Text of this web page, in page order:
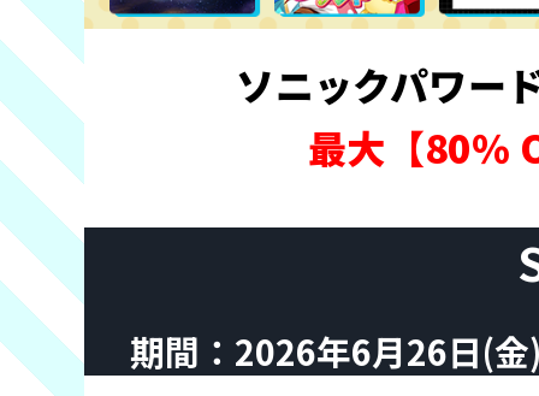
ソニックパワー
最大【80％
期間：2026年6月26日(